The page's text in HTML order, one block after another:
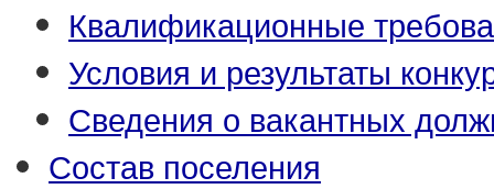
Квалификационные
Условия и результаты
Сведения о вакантных
Состав поселения